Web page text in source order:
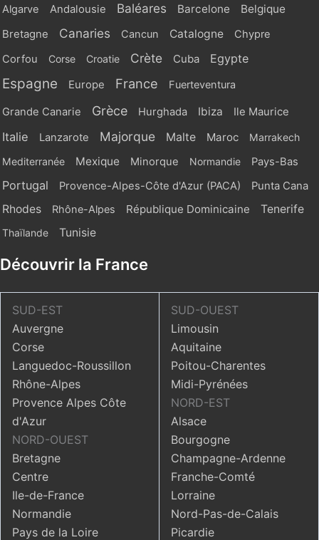
Algarve Andalousie Baléares Barcelone Belgique
Bretagne Canaries Cancun Catalogne
Chypre
Corfou
Corse Croatie Crète Cuba Egypte
Espagne Europe France Fuerteventura
Grande Canarie Grèce Hurghada Ibiza Ile Maurice
Italie Lanzarote Majorque Malte Maroc
Marrakech
Mediterranée
Mexique Minorque Normandie Pays-Bas
Portugal Provence-Alpes-Côte d'Azur (PACA) Punta Cana
Rhodes Rhône-Alpes République Dominicaine Tenerife
Thaïlande Tunisie
Découvrir la France
SUD-EST
Auvergne
Corse
Languedoc-Roussillon
Rhône-Alpes
Provence Alpes Côte
d'Azur
NORD-OUEST
Bretagne
Centre
Ile-de-France
Normandie
Pays de la Loire
SUD-OUEST
Limousin
Aquitaine
Poitou-Charentes
Midi-Pyrénées
NORD-EST
Alsace
Bourgogne
Champagne-Ardenne
Franche-Comté
Lorraine
Nord-Pas-de-Calais
Picardie